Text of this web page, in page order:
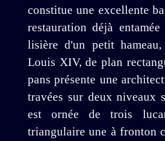
constitue une excellente
restauration déjà
lisière d'un petit
Louis XIV, de plan
pans présente une
travées sur deux niveaux
est ornée de trois
triangulaire une à fronton